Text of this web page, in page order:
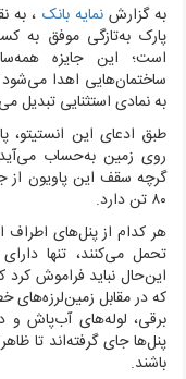
به گزارشنمایه بانک، به
پارک به‌تازگی موفق به
است؛ این جایزه
ساختمان‌هایی اهدا
به نمادی استثنایی تبدیل
طبق ادعای این انستیتو،
روی زمین به‌حساب
گرچه سقف این پاویون از
۸۰ تن دارد.
این‌حال نباید فراموش کرد
که در مقابل زمین‌لرزه‌های
پنل‌ها جای گرفته‌اند تا
باشند.